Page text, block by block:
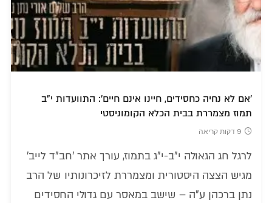
'אם לא נחיה כחסידים, חיינו אינם חיים': התוועדות י"ב
תמוז מצמררת בבית הכלא הקומוניסטי
9 דקות קריאה
לרגל חג הגאולה י"ב-י"ג בתמוז, עורך אתר 'חב"ד לייב'
מגיש הצצה היסטורית ומצמררת לזיכרונותיו של הרב
נתן ברכהן ע"ה – שישב במאסר עם גדולי החסידים